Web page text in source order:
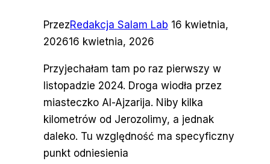
PrzezRedakcja Salam Lab 16 kwietnia,
202616 kwietnia, 2026
Przyjechałam tam po raz pierwszy w
listopadzie 2024. Droga wiodła przez
miasteczko Al-Ajzarija. Niby kilka
kilometrów od Jerozolimy, a jednak
daleko. Tu względność ma specyficzny
punkt odniesienia